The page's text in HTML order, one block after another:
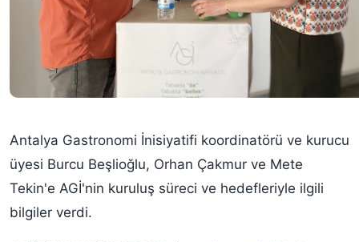
Antalya Gastronomi İnisiyatifi koordinatörü ve kurucu
üyesi Burcu Beşlioğlu, Orhan Çakmur ve Mete
Tekin'e AGİ'nin kuruluş süreci ve hedefleriyle ilgili
bilgiler verdi.